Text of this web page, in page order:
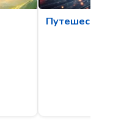
Путешествие